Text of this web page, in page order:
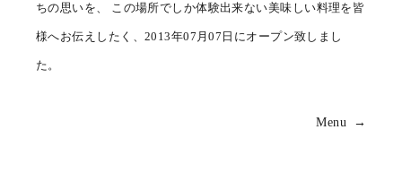
ちの思いを、 この場所でしか体験出来ない美味しい料理を皆
様へお伝えしたく、2013年07月07日にオープン致しまし
た。
Menu →